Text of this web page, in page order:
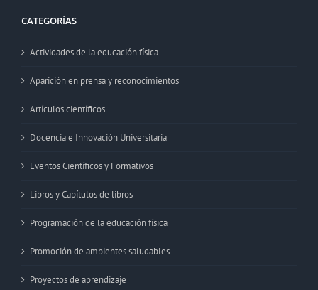
CATEGORÍAS
Actividades de la educación física
Aparición en prensa y reconocimientos
Artículos científicos
Docencia e Innovación Universitaria
Eventos Científicos y Formativos
Libros y Capítulos de libros
Programación de la educación física
Promoción de ambientes saludables
Proyectos de aprendizaje